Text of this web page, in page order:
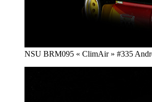
NSU BRM095 « ClimAir » #335